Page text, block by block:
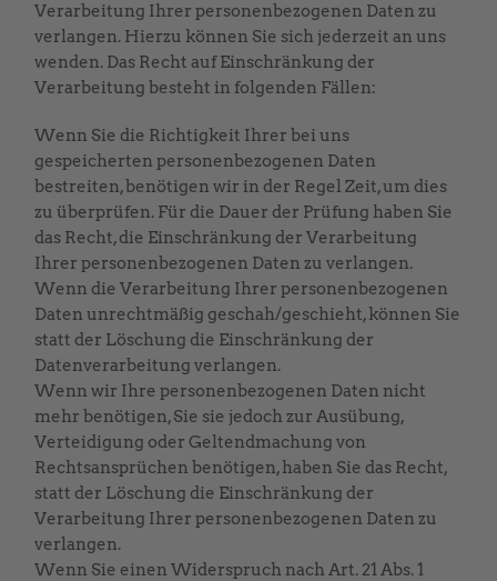
Verarbeitung Ihrer personenbezogenen Daten zu
verlangen. Hierzu können Sie sich jederzeit an uns
wenden. Das Recht auf Einschränkung der
Verarbeitung besteht in folgenden Fällen:
Wenn Sie die Richtigkeit Ihrer bei uns
gespeicherten personenbezogenen Daten
bestreiten, benötigen wir in der Regel Zeit, um dies
zu überprüfen. Für die Dauer der Prüfung haben Sie
das Recht, die Einschränkung der Verarbeitung
Ihrer personenbezogenen Daten zu verlangen.
Wenn die Verarbeitung Ihrer personenbezogenen
Daten unrechtmäßig geschah/geschieht, können Sie
statt der Löschung die Einschränkung der
Datenverarbeitung verlangen.
Wenn wir Ihre personenbezogenen Daten nicht
mehr benötigen, Sie sie jedoch zur Ausübung,
Verteidigung oder Geltendmachung von
Rechtsansprüchen benötigen, haben Sie das Recht,
statt der Löschung die Einschränkung der
Verarbeitung Ihrer personenbezogenen Daten zu
verlangen.
Wenn Sie einen Widerspruch nach Art. 21 Abs. 1